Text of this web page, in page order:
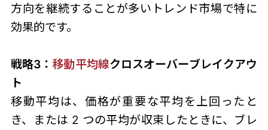
方向を継続することが多いトレンド市場で特に
効果的です。
戦略3： 移動平均線クロスオーバーブレイクアウ
ト
移動平均は、価格が重要な平均を上回ったと
き、または 2 つの平均が収束したときに、ブレ